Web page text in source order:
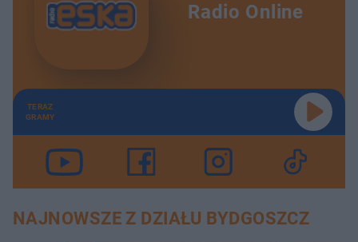
Radio Online
TERAZ
GRAMY
NAJNOWSZE Z DZIAŁU BYDGOSZCZ